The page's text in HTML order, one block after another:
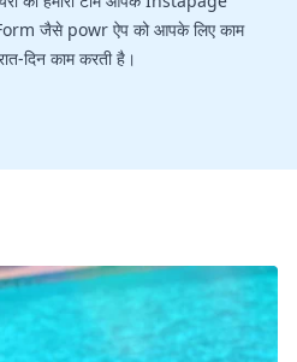
जैसे powr ऐप को आपके लिए काम
दिन काम करती है।